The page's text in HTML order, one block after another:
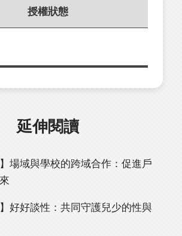
授權狀態
延伸閱讀
】場域與學校的跨域合作：促進戶
】好好談性：共同守護兒少的性與